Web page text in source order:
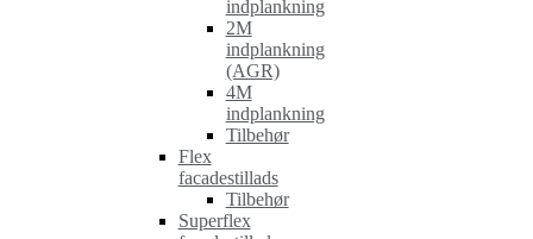
indplankning
2M
indplankning
(AGR)
4M
indplankning
Tilbehør
Flex
facadestillads
Tilbehør
Superflex